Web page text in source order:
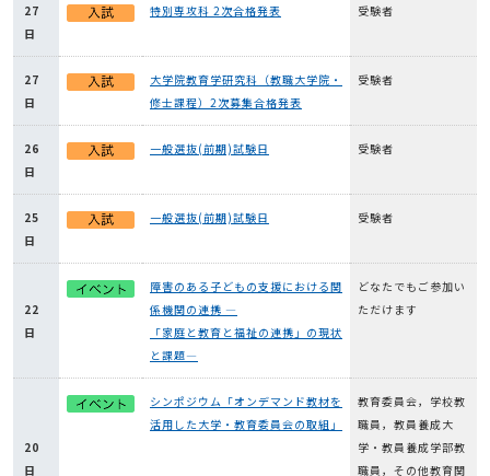
27
日
特別専攻科 2次合格発表 受験者
27
日
大学院教育学研究科（教職大学院・
修士課程）2次募集合格発表
受験者
26
日
一般選抜(前期)試験日 受験者
25
日
一般選抜(前期)試験日 受験者
22
日
障害のある子どもの支援における関
係機関の連携 ―
「家庭と教育と福祉の連携」の現状
と課題―
どなたでもご参加い
ただけます
20
日
シンポジウム「オンデマンド教材を
活用した大学・教育委員会の取組」
教育委員会，学校教
職員，教員養成大
学・教員養成学部教
職員，その他教育関